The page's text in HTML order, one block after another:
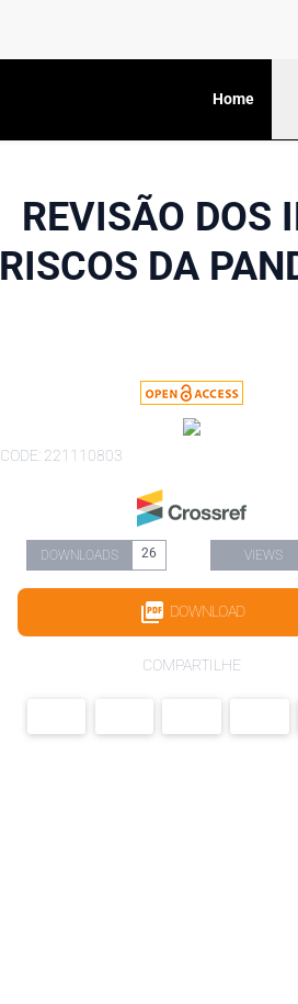
Home
REVISÃO DOS
RISCOS DA
CODE: 221110803
DOWNLOADS 26 VIEWS
DOWNLOAD
COMPARTILHE